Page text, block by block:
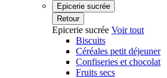
Epicerie sucrée
Retour
Epicerie sucrée Voir tout
Biscuits
Céréales petit déjeuner
Confiseries et chocolat
Fruits secs